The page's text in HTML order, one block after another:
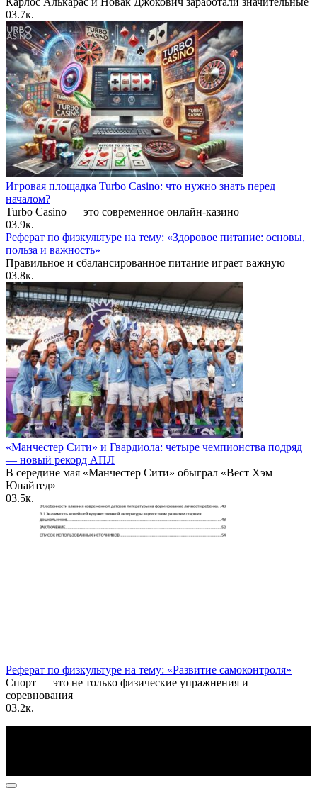
03.7к.
Игровая площадка Turbo Casino: что нужно знать перед
началом?
Turbo Casino — это современное онлайн-казино
03.9к.
Реферат по физкультуре на тему: «Здоровое питание: основы,
польза и важность»
Правильное и сбалансированное питание играет важную
03.8к.
«Манчестер Сити» и Гвардиола: четыре чемпионства подряд
— новый рекорд АПЛ
В середине мая «Манчестер Сити» обыграл «Вест Хэм
Юнайтед»
03.5к.
Реферат по физкультуре на тему: «Развитие самоконтроля»
Спорт — это не только физические упражнения и
соревнования
03.2к.